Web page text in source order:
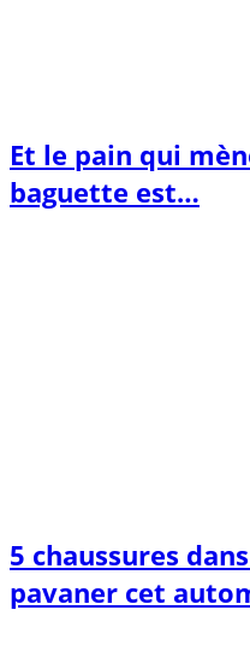
Et le pain qui
baguette est…
5 chaussures
pavaner cet